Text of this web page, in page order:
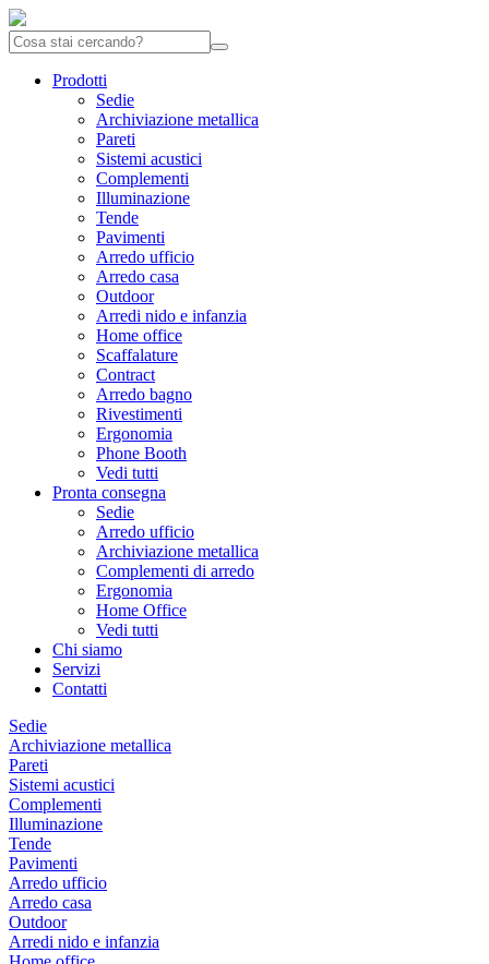
Prodotti
Sedie
Archiviazione metallica
Pareti
Sistemi acustici
Complementi
Illuminazione
Tende
Pavimenti
Arredo ufficio
Arredo casa
Outdoor
Arredi nido e infanzia
Home office
Scaffalature
Contract
Arredo bagno
Rivestimenti
Ergonomia
Phone Booth
Vedi tutti
Pronta consegna
Sedie
Arredo ufficio
Archiviazione metallica
Complementi di arredo
Ergonomia
Home Office
Vedi tutti
Chi siamo
Servizi
Contatti
Sedie
Archiviazione metallica
Pareti
Sistemi acustici
Complementi
Illuminazione
Tende
Pavimenti
Arredo ufficio
Arredo casa
Outdoor
Arredi nido e infanzia